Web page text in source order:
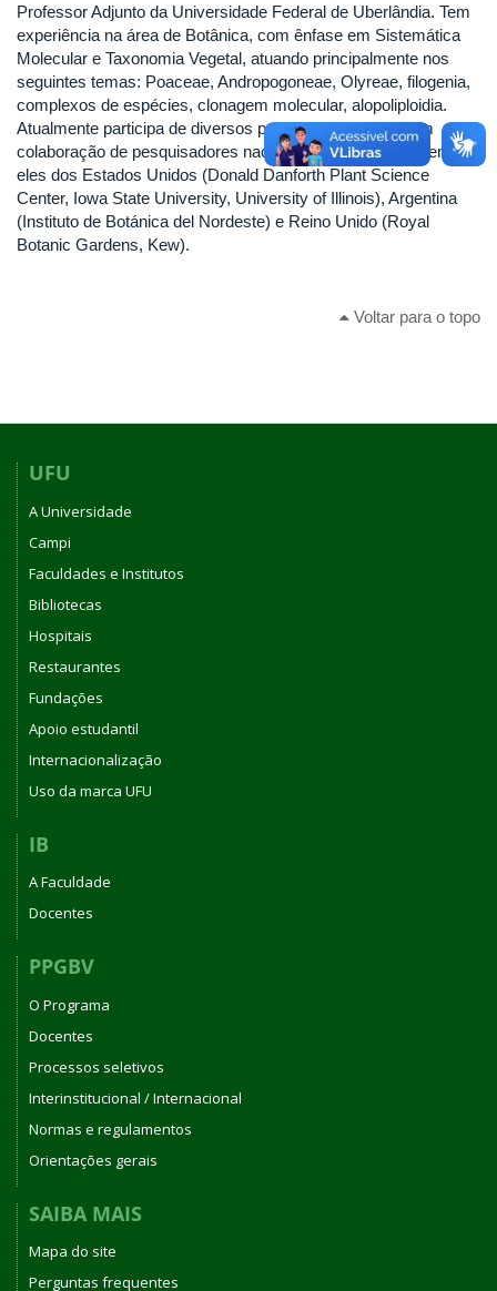
Professor Adjunto da Universidade Federal de Uberlândia. Tem
experiência na área de Botânica, com ênfase em Sistemática
Molecular e Taxonomia Vegetal, atuando principalmente nos
seguintes temas: Poaceae, Andropogoneae, Olyreae, filogenia,
complexos de espécies, clonagem molecular, alopoliploidia.
Atualmente participa de diversos projetos científicos, com
colaboração de pesquisadores nacionais e estrangeiros, entre
eles dos Estados Unidos (Donald Danforth Plant Science
Center, Iowa State University, University of Illinois), Argentina
(Instituto de Botánica del Nordeste) e Reino Unido (Royal
Botanic Gardens, Kew).
Voltar para o topo
UFU
A Universidade
Campi
Faculdades e Institutos
Bibliotecas
Hospitais
Restaurantes
Fundações
Apoio estudantil
Internacionalização
Uso da marca UFU
IB
A Faculdade
Docentes
PPGBV
O Programa
Docentes
Processos seletivos
Interinstitucional / Internacional
Normas e regulamentos
Orientações gerais
SAIBA MAIS
Mapa do site
Perguntas frequentes